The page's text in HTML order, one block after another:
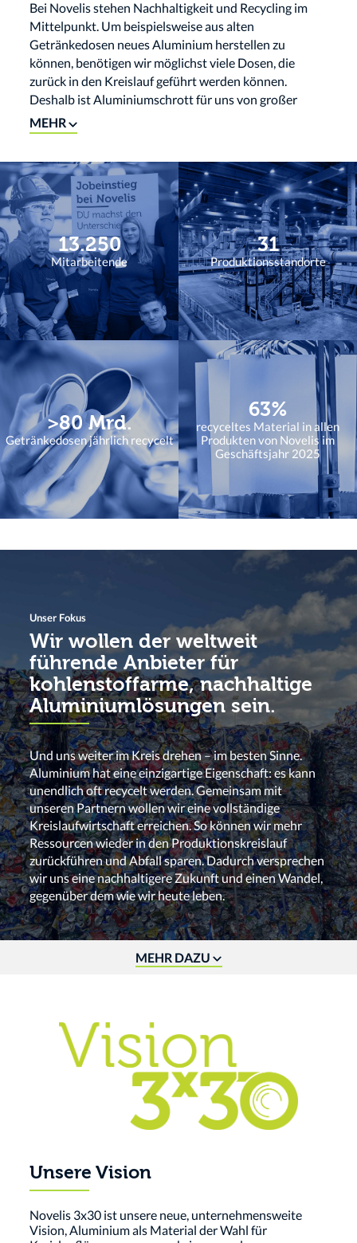
Bei Novelis stehen Nachhaltigkeit und Recycling im
Mittelpunkt. Um beispielsweise aus alten
Getränkedosen neues Aluminium herstellen zu
können, benötigen wir möglichst viele Dosen, die
zurück in den Kreislauf geführt werden können.
Deshalb ist Aluminiumschrott für uns von großer
Bedeutung. Denn dieser Schrott ist kein
herkömmlicher Müll, sondern ein wertvoller Rohstoff,
recyclen lässt.
Novelis ist ein führender Hersteller von
flachgewalztem Aluminium und weltweit größter
Recycler von Aluminium. In Nachterstedt, Sachsen-
Anhalt, betreiben wir das größte und technologisch
fortschrittlichste Aluminiumrecyclingwerk Europas.
Hier können jährlich bis zu 400.000 Tonnen
Aluminiumschrott verarbeitet werden.
Aluminium begegnet uns im täglichen Leben häufiger
als wir denken, zum Beispiel in Getränke- und
Kosmetikdosen, Karosserieteilen wie Motorhauben
und Türen, Rumpf- und Flügelstrukturkomponenten
für Flugzeuge, Aluminiumfassaden oder
Aluminiumkaffeekapseln.
MEHR
13.250
Mitarbeitende
31
Produktionsstandorte
>80 Mrd.
Getränkedosen jährlich recycelt
63%
recyceltes Material in allen
Produkten von Novelis im
Geschäftsjahr 2025
Unser Fokus
Wir wollen der weltweit
führende Anbieter für
kohlenstoffarme, nachhaltige
Aluminiumlösungen sein.
Und uns weiter im Kreis drehen – im besten Sinne.
Aluminium hat eine einzigartige Eigenschaft: es kann
unendlich oft recycelt werden. Gemeinsam mit
unseren Partnern wollen wir eine vollständige
Kreislaufwirtschaft erreichen. So können wir mehr
Ressourcen wieder in den Produktionskreislauf
zurückführen und Abfall sparen. Dadurch versprechen
wir uns eine nachhaltigere Zukunft und einen Wandel,
gegenüber dem wie wir heute leben.
Novelis ist der weltweit größte
Wir konzentrieren uns darauf, Aluminium, das bereits
im Umlauf war, wieder in den Kreislauf
zurückzuführen. So tragen wir unseren Teil dazu bei,
dass zum Beispiel die Getränkedose innerhalb von 60
Tagen wieder im Supermarktregal steht. Außerdem
sortieren wir den vermeintlichen Schrott gründlich
und sorgen dafür, dass die Materialien wieder
echter Energiesparfuchs: Im Vergleich zur Herstellung
MEHR DAZU
Unsere Vision
Novelis 3x30 ist unsere neue, unternehmensweite
Vision, Aluminium als Material der Wahl für